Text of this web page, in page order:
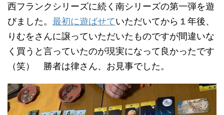
西フランクシリーズに続く南シリーズの第一弾を遊
びました。 最初に遊ばせていただいてから１年後、
りむをさんに譲っていただいたものですが間違いな
く買うと言っていたのが現実になって良かったです
（笑） 勝者は律さん、お見事でした。